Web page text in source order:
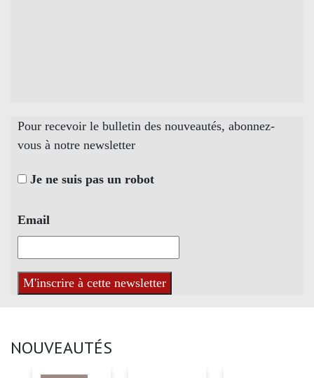
Pour recevoir le bulletin des nouveautés, abonnez-
vous à notre newsletter
Je ne suis pas un robot
Email
NOUVEAUTÉS